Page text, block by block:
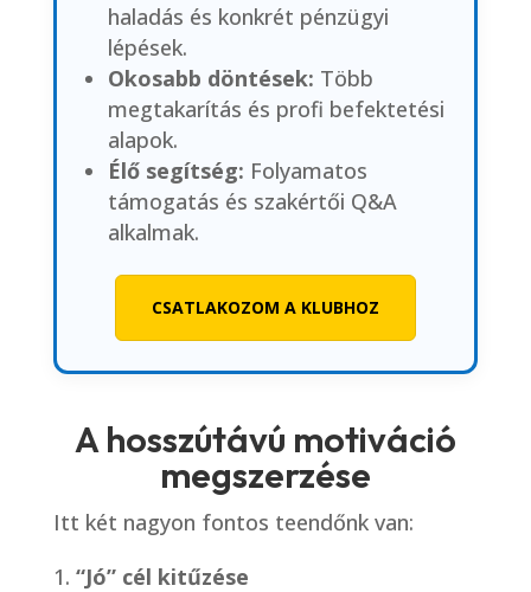
haladás és konkrét pénzügyi
lépések.
Okosabb döntések: Több
megtakarítás és profi befektetési
alapok.
Élő segítség: Folyamatos
támogatás és szakértői Q&A
alkalmak.
CSATLAKOZOM A KLUBHOZ
A hosszútávú motiváció
megszerzése
Itt két nagyon fontos teendőnk van:
“Jó” cél kitűzése